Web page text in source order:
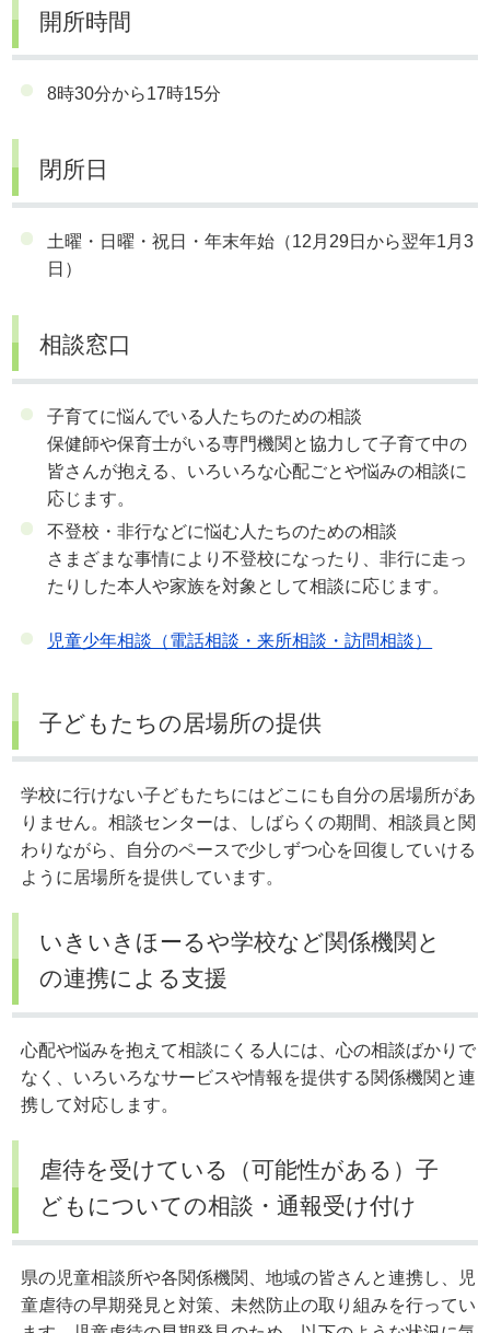
開所時間
8時30分から17時15分
閉所日
土曜・日曜・祝日・年末年始（12月29日から翌年1月3
日）
相談窓口
子育てに悩んでいる人たちのための相談
保健師や保育士がいる専門機関と協力して子育て中の
皆さんが抱える、いろいろな心配ごとや悩みの相談に
応じます。
不登校・非行などに悩む人たちのための相談
さまざまな事情により不登校になったり、非行に走っ
たりした本人や家族を対象として相談に応じます。
児童少年相談（電話相談・来所相談・訪問相談）
子どもたちの居場所の提供
学校に行けない子どもたちにはどこにも自分の居場所があ
りません。相談センターは、しばらくの期間、相談員と関
わりながら、自分のペースで少しずつ心を回復していける
ように居場所を提供しています。
いきいきほーるや学校など関係機関と
の連携による支援
心配や悩みを抱えて相談にくる人には、心の相談ばかりで
なく、いろいろなサービスや情報を提供する関係機関と連
携して対応します。
虐待を受けている（可能性がある）子
どもについての相談・通報受け付け
県の児童相談所や各関係機関、地域の皆さんと連携し、児
童虐待の早期発見と対策、未然防止の取り組みを行ってい